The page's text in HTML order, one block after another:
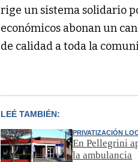
rige un sistema solidario
económicos abonan un
de calidad a toda la
LEÉ TAMBIÉN:
PRIVATIZACIÓN
En Pellegrini
la ambulancia